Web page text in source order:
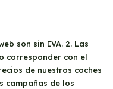
son sin IVA. 2. Las
corresponder con el
de nuestros coches
campañas de los